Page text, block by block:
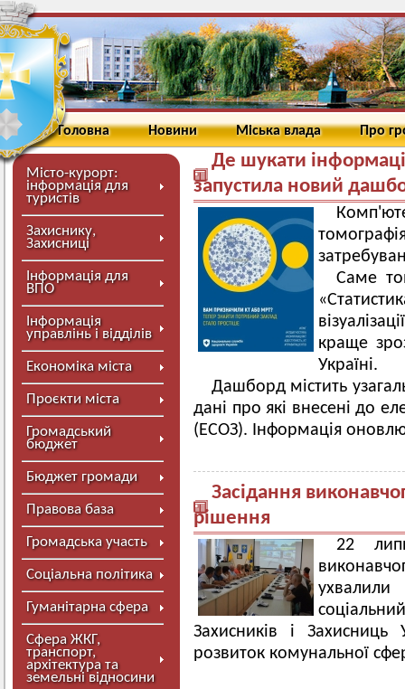
Головна Новини Міська влада Про
Місто-курорт:
інформація для
туристів
Захиснику,
Захисниці
Інформація для
ВПО
Інформація
управлінь і відділів
Економіка міста
Проєкти міста
Громадський
бюджет
Бюджет громади
Правова база
Громадська участь
Соціальна політика
Гуманітарна сфера
Сфера ЖКГ,
транспорт,
архітектура та
земельні відносини
Де шукати
запустила новий
Саме
краще
Україні.
Дашборд містить
дані про які внесені до
(ЕСОЗ). Інформація
Засідання
рішення
22
Захисників і Захисниць
розвиток комунальної